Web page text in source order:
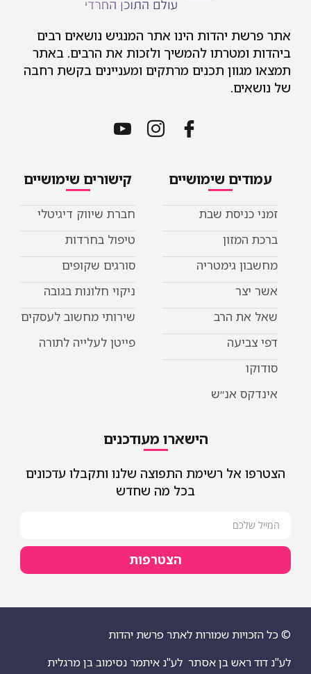
אתר פרשת יהדות הינו אתר המנגיש נושאים רבים
ביהדות ומטרתו להמשיך ולזכות את הרבים. באתר
תמצאו מגוון תכנים מרתקים ומעניינים בקשת רחבה
של נושאים.
עמודים שימושיים
זמני כניסת שבת
ברכת המזון
מחשבון גימטריה
אשר יצר
שאל את הרב
דפי צביעה
סודוקו
אינדקס אנ״ש
קישורים שימושיים
חברת שיווק דיגיטלי
טיפול בחרדות
סורגים שקופים
ניקוי חלונות בגובה
שירותי מחשוב לעסקים
פייטן לעלייה לתורה
הישארו מעודכנים
הצטרפו אל רשימת התפוצה שלנו ותקבלו עדכונים
בכל מה שחדש
הצטרפות
© כל הזכויות שמורות לאתר פרשת יהדות
לע"נ דוד ראש בן אסתר לע"נ איתמר נסימוב בן מרגלית